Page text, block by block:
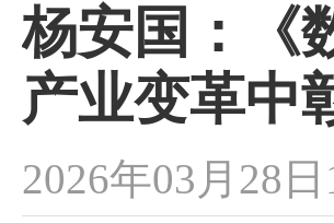
杨安国：《
产业变革中
2026年03月28日